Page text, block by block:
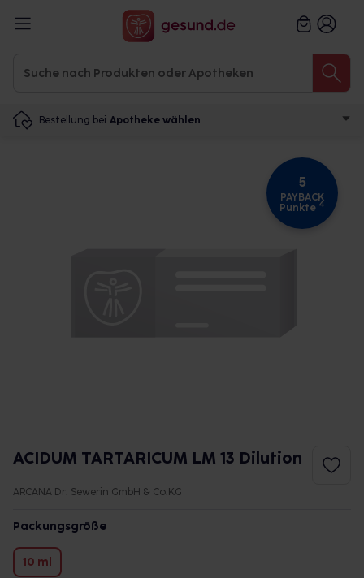
Bestellung bei Apotheke wählen
5
PAYBACK
Punkte 4
ACIDUM TARTARICUM LM 13 Dilution
ARCANA Dr. Sewerin GmbH & Co.KG
Packungsgröße
10 ml